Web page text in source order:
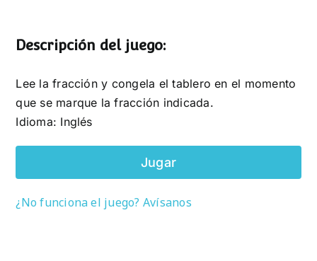
Descripción del juego:
Lee la fracción y congela el tablero en el momento
que se marque la fracción indicada.
Idioma: Inglés
Jugar
¿No funciona el juego? Avísanos